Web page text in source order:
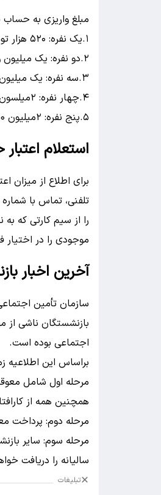
مبلغ واریزی به حساب بازنشستگان
۱.یک نفره: ۵۲۰ هزار تومان
۲.دو نفره: یک میلیون و ۴۰هزار تومان
۳.سه نفره: یک میلیون و ۵۶۰هزار تومان
۴.چهار نفره: ۲میلسون و ۸۰هزار تومان
۵.پنج نفره: ۲میلیون ۶۰۰ هزار تومان
استعلام
برای اطلاع از
موجودی را در اختیار
آخرین اخبار
سازمان تأمین
بازنشستگان ناشی از
اجتماعی بوده است.
براساس این اطلاعیه
همچنین همه از
مرحله دوم: پرداخت
مرحله سوم: سایر
سالیانه را دریافت
تبلیغات